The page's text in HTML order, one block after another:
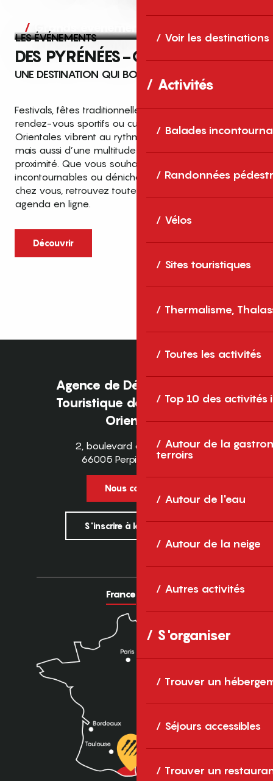
Voir les destinations
Activités
Balades
Randonnées
Vélos
Sites touristiques
Thermalisme,
Toutes les activités
Top 10 des activités
Autour de la
terroirs
Autour de l'eau
Autour de la neige
Autres activités
S'organiser
Trouver un
Séjours accessibles
Trouver un
Grands événements
LES ÉVÉNEMENTS
DES PYRÉNÉES-ORIENTALES
UNE DESTINATION QUI BOUGE TOUTE L’ANNÉE
Festivals, fêtes traditionnelles, concerts, expositions,
rendez-vous sportifs ou culturels… les Pyrénées-
Orientales vibrent au rythme de grands temps forts
mais aussi d’une multitude d’événements de
proximité. Que vous souhaitiez vivre les
incontournables ou dénicher des sorties près de
chez vous, retrouvez toutes les infos dans notre
agenda en ligne.
Découvrir
Top des événements et sorties
en famille
cet été dans les Pyrénées-Orientales
Entre mer Méditerranée, villages de
caractère et grands espaces naturels, les
Pyrénées-Orientales sont une destination
idéale pour partager des moments en
famille tout au long...
Agence de Développement
Touristique des Pyrénées-
Orientales
2, boulevard des Pyrénées
66005 Perpignan Cedex
Nous contacter
S'inscrire à la newsletter
France Europe